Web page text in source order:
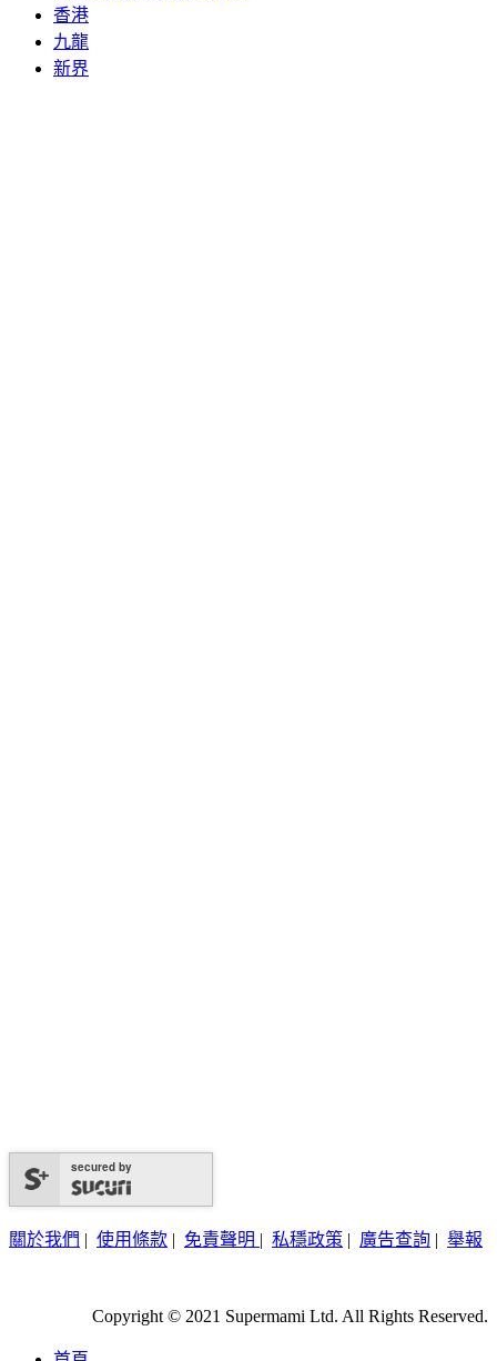
香港
九龍
新界
secured by
關於我們 | 使用條款 | 免責聲明 | 私穩政策 | 廣告查詢 | 舉報
Copyright © 2021 Supermami Ltd. All Rights Reserved.